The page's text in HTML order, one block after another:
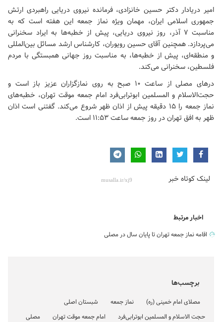
امیر دریادار دکتر حسین خانزادی، فرمانده نیروی دریایی راهبردی ارتش
جمهوری اسلامی ایران، مهمان ویژه نماز جمعه این هفته است که به
مناسبت ۷ آذر، روز نیروی دریایی، پیش از خطبه‌ها به ایراد سخنرانی
می‌پردازد. همچنین آقای حسین رویوران، کارشناس ارشد مسائل بین‌المللی
و منطقه‌ای، پیش از خطبه‌ها، به مناسبت روز جهانی همبستگی با مردم
فلسطین، سخنرانی می‌کند.
درهای مصلی از ساعت ۱۰ صبح به روی نمازگزاران عزیز باز است و
حجت‌الاسلام و المسلمین ابوترابی‌فرد امام جمعه موقت تهران، خطبه‌های
نماز جمعه را ۱۵ دقیقه پیش از اذان ظهر شروع می‌کند. گفتنی است اذان
ظهر به افق تهران در روز جمعه ساعت ۱۱:۵۳ است.
لینک کوتاه خبر
اخبار مرتبط
اقامه نماز جمعه تهران تا پایان سال در مصلی
برچسب‌ها
مصلای امام خمینی (ره) نماز جمعه
شبستان اصلی
حجت الاسلام و المسلمین ابوترابی‌فرد
امام جمعه موقت تهران
مصلی